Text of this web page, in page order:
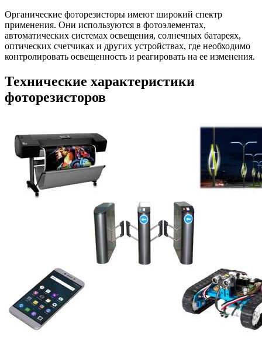
Органические фоторезисторы имеют широкий спектр
применения. Они используются в фотоэлементах,
автоматических системах освещения, солнечных батареях,
оптических счетчиках и других устройствах, где необходимо
контролировать освещенность и реагировать на ее изменения.
Технические характеристики
фоторезисторов